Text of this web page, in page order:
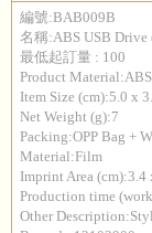
編號:BAB009B
名稱:ABS USB Drive
最低起訂量 : 100
Product Material:ABS
Item Size (cm):5.0 x
Net Weight (g):7
Packing:OPP Bag +
Material:Film
Imprint Area (cm):3.4
Production time
Other